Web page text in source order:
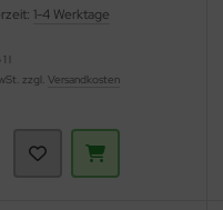
1-4 Werktage
l
zzgl. Versandkosten